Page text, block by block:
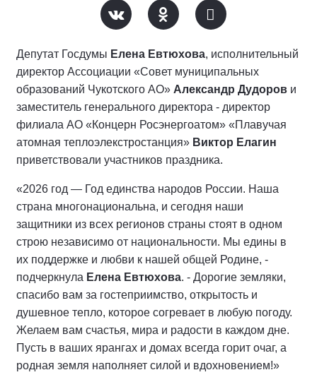
Депутат Госдумы Елена Евтюхова, исполнительный
директор Ассоциации «Совет муниципальных
образований Чукотского АО» Александр Дудоров и
заместитель генерального директора - директор
филиала АО «Концерн Росэнергоатом» «Плавучая
атомная теплоэлекстростанция» Виктор Елагин
приветствовали участников праздника.
«2026 год — Год единства народов России. Наша
страна многонациональна, и сегодня наши
защитники из всех регионов страны стоят в одном
строю независимо от национальности. Мы едины в
их поддержке и любви к нашей общей Родине, -
подчеркнула Елена Евтюхова. - Дорогие земляки,
спасибо вам за гостеприимство, открытость и
душевное тепло, которое согревает в любую погоду.
Желаем вам счастья, мира и радости в каждом дне.
Пусть в ваших ярангах и домах всегда горит очаг, а
родная земля наполняет силой и вдохновением!»